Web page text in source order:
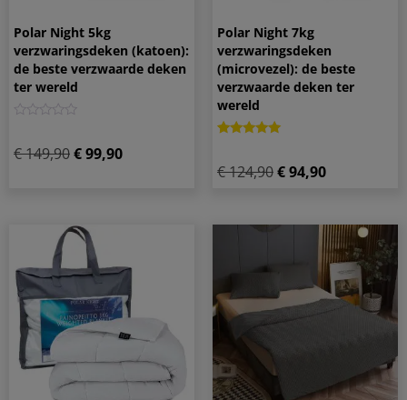
Polar Night 5kg
verzwaringsdeken (katoen):
de beste verzwaarde deken
ter wereld
€149,90€99,90
Polar Night 7kg
verzwaringsdeken
(microvezel): de beste
verzwaarde deken ter
wereld
op 5
gebaseerd
€124,90€94,90